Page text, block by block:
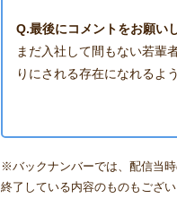
Q.最後にコメントをお願い
まだ入社して間もない若輩
りにされる存在になれるよ
※バックナンバーでは、配信当
終了している内容のものもござ